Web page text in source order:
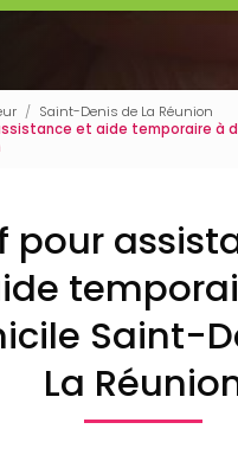
Saint-Denis de La Réunion
et aide temporaire à
pour
Saint-
La